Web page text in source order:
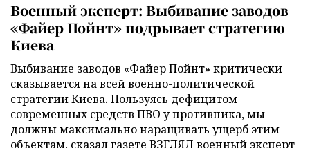
Военный эксперт: Выбивание заводов
«Файер Пойнт» подрывает стратегию
Киева
Выбивание заводов «Файер Пойнт» критически
сказывается на всей военно-политической
стратегии Киева. Пользуясь дефицитом
современных средств ПВО у противника, мы
должны максимально наращивать ущерб этим
объектам, сказал газете ВЗГЛЯД военный эксперт